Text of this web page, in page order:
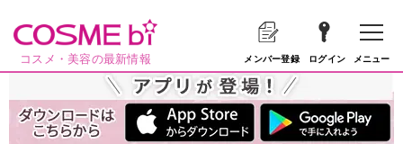
コスメ・美容の最新情報 メンバー登録 ログイン メニュー